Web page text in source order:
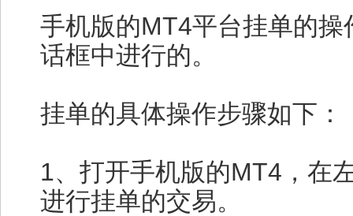
手机版的MT4平台挂单的
话框中进行的。
挂单的具体操作步骤如下：
1、打开手机版的MT4，在
进行挂单的交易。